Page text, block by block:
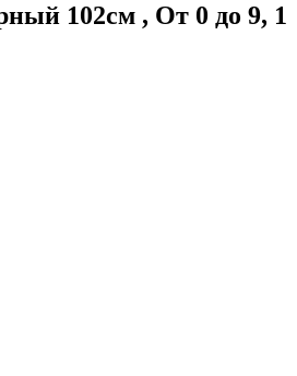
102см , От 0 до 9, 1